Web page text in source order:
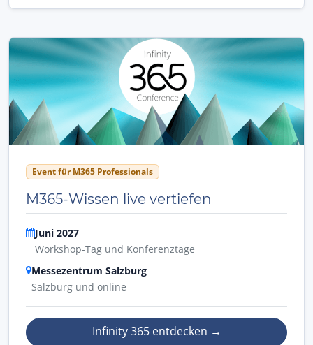
Event für M365 Professionals
M365-Wissen live vertiefen
Juni 2027
Workshop-Tag und Konferenztage
Messezentrum Salzburg
Salzburg und online
Infinity 365 entdecken →